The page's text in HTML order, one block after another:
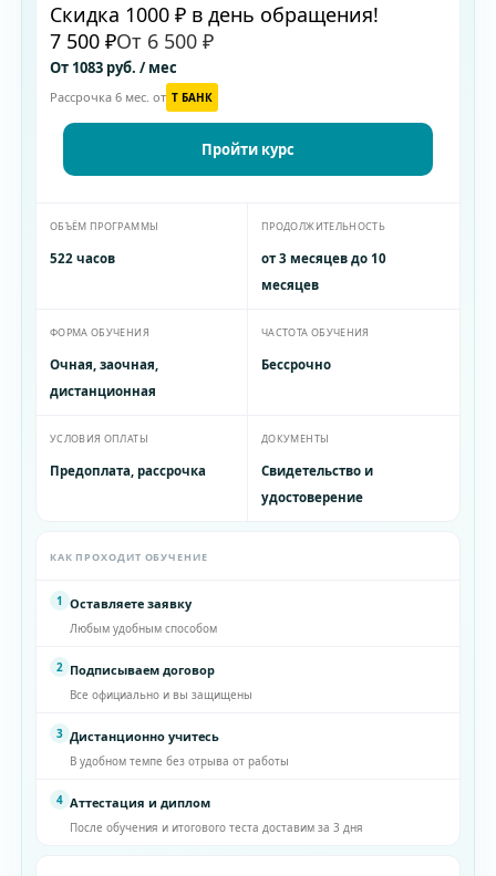
Скидка 1000 ₽ в день обращения!
7 500 ₽От 6 500 ₽
От 1083 руб. / мес
Рассрочка 6 мес. от T БАНК
Пройти курс
ОБЪЁМ ПРОГРАММЫ
522 часов
ПРОДОЛЖИТЕЛЬНОСТЬ
от 3 месяцев до 10
месяцев
ФОРМА ОБУЧЕНИЯ
Очная, заочная,
дистанционная
ЧАСТОТА ОБУЧЕНИЯ
Бессрочно
УСЛОВИЯ ОПЛАТЫ
Предоплата, рассрочка
ДОКУМЕНТЫ
Свидетельство и
удостоверение
КАК ПРОХОДИТ ОБУЧЕНИЕ
1 Оставляете заявку
Любым удобным способом
2 Подписываем договор
Все официально и вы защищены
3 Дистанционно учитесь
В удобном темпе без отрыва от работы
4 Аттестация и диплом
После обучения и итогового теста доставим за 3 дня